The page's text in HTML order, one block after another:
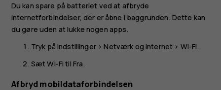
Du kan spare på batteriet ved at afbryde
internetforbindelser, der er åbne i baggrunden. Dette kan
du gøre uden at lukke nogen apps.
Tryk påIndstillinger>Netværk og internet > Wi-Fi.
SætWi-Fi til Fra.
Afbryd mobildataforbindelsen